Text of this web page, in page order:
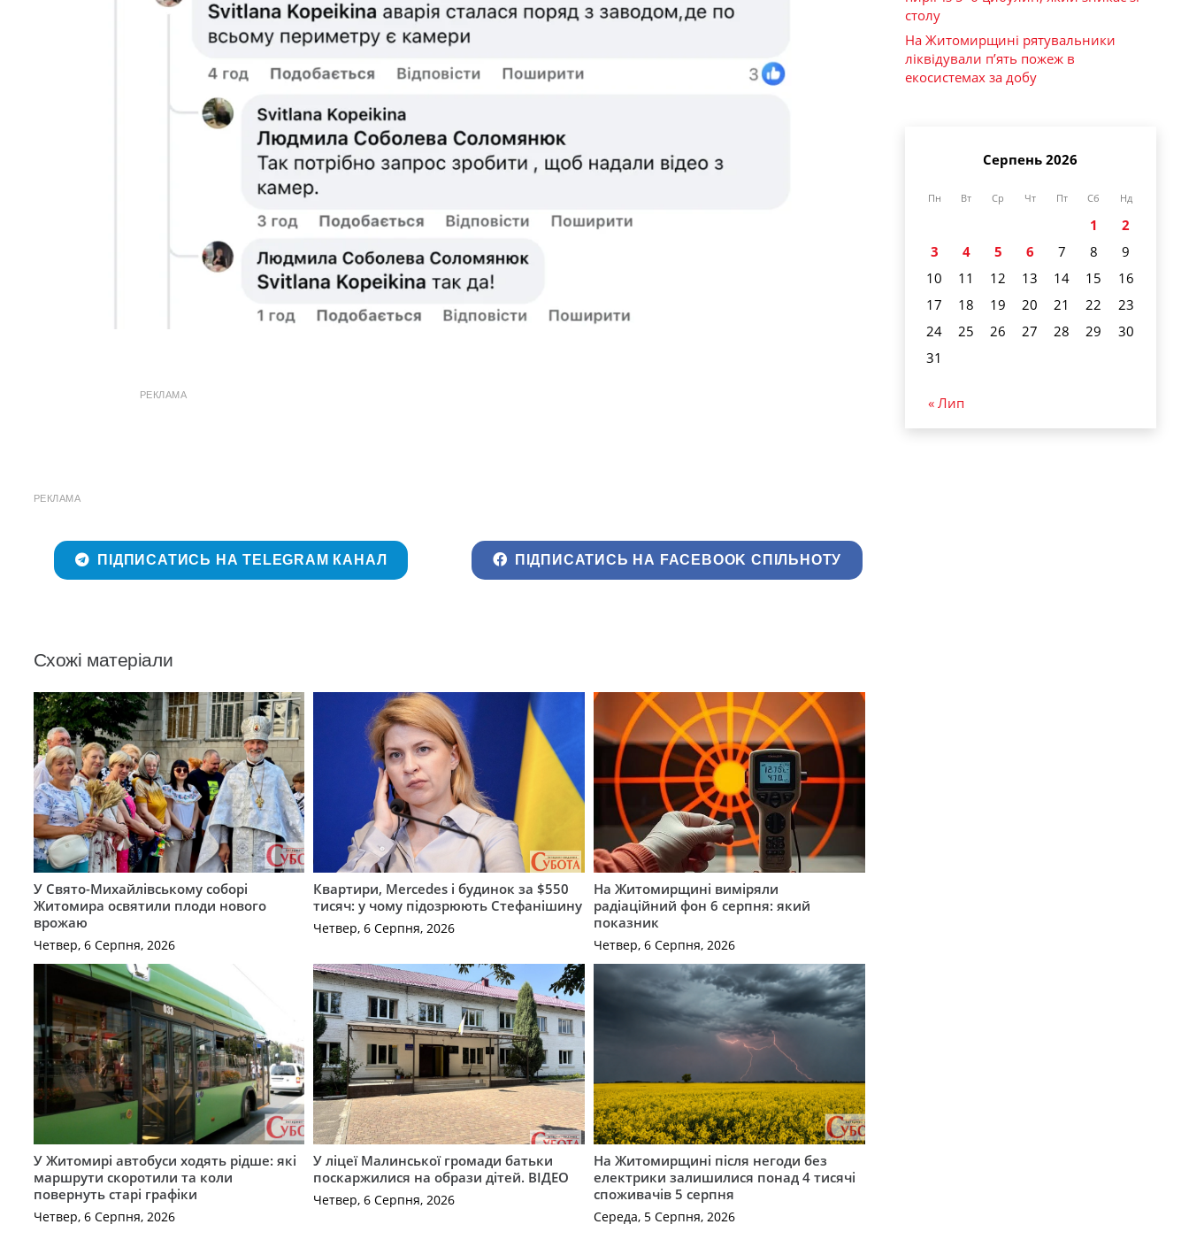
РЕКЛАМА
РЕКЛАМА
ПІДПИСАТИСЬ НА TELEGRAM КАНАЛ ПІДПИСАТИСЬ НА FACEBOOK СПІЛЬНОТУ
Схожі матеріали
У Свято-Михайлівському соборі
Житомира освятили плоди нового
врожаю
Четвер, 6 Серпня, 2026
Квартири, Mercedes і будинок за $550
тисяч: у чому підозрюють Стефанішину
Четвер, 6 Серпня, 2026
На Житомирщині виміряли
радіаційний фон 6 серпня: який
показник
Четвер, 6 Серпня, 2026
У Житомирі автобуси ходять рідше: які
маршрути скоротили та коли
повернуть старі графіки
Четвер, 6 Серпня, 2026
У ліцеї Малинської громади батьки
поскаржилися на образи дітей. ВІДЕО
Четвер, 6 Серпня, 2026
На Житомирщині після негоди без
електрики залишилися понад 4 тисячі
споживачів 5 серпня
Середа, 5 Серпня, 2026
столу
На Житомирщині рятувальники
ліквідували п’ять пожеж в
екосистемах за добу
Серпень 2026
Пн Вт Ср Чт Пт Сб Нд
1
2
3
4 5 6 7 8
9
10
11 12 13 14 15
16
17
18 19 20 21 22
23
24
25 26 27 28 29
30
31
« Лип